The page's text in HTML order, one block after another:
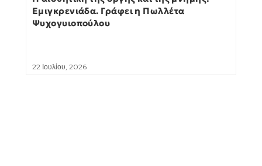
Εμιγκρενιάδα. Γράφει η Πωλλέτα
Ψυχογυιοπούλου
22 Ιουλίου, 2026